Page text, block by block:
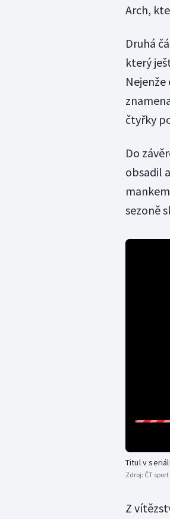
Arch,
Druhá
který
čtyřky
Do
obsadil
sezoně
Titul v
Zdroj: ČT sport
Z